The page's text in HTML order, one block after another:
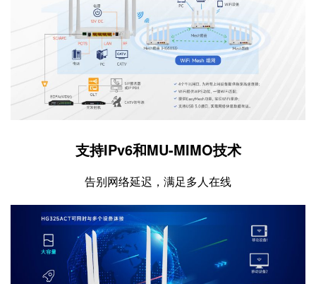
支持IPv6和MU-MIMO技术
告别网络延迟，满足多人在线